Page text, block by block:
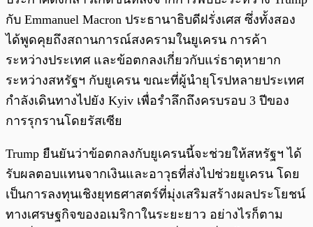
กับ Emmanuel Macron ประธานาธิบดีฝรั่งเศส ซึ่งทั้งสอง
ได้พูดคุยถึงสถานการณ์สงครามในยูเครน การค้า
ระหว่างประเทศ และข้อตกลงเกี่ยวกับแร่ธาตุหายาก
ระหว่างสหรัฐฯ กับยูเครน ขณะที่ผู้นำยุโรปหลายประเทศ
กำลังเดินทางไปยัง Kyiv เพื่อรำลึกถึงครบรอบ 3 ปีของ
การรุกรานโดยรัสเซีย
Trump ยืนยันว่าข้อตกลงกับยูเครนนี้จะช่วยให้สหรัฐฯ ได้
รับผลตอบแทนจากเงินและอาวุธที่ส่งไปช่วยยูเครน โดย
เป็นการลงทุนเชิงยุทธศาสตร์ที่มุ่งเสริมสร้างผลประโยชน์
ทางเศรษฐกิจของอเมริกาในระยะยาว อย่างไรก็ตาม